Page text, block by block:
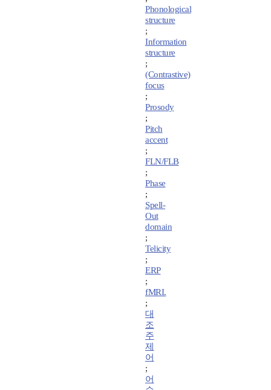
Phonological
structure
;
Information
structure
;
(Contrastive)
focus
;
Prosody
;
Pitch
accent
;
FLN/FLB
;
Phase
;
Spell-
Out
domain
;
Telicity
;
ERP
;
fMRI.
;
대
조
주
제
어
;
어